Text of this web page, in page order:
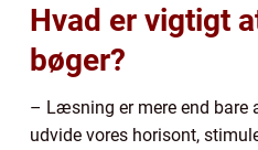
Hvad er vigtigt
bøger?
– Læsning er mere end bare
udvide vores horisont,